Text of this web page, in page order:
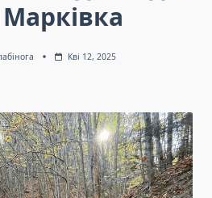
Кві 12, 2025